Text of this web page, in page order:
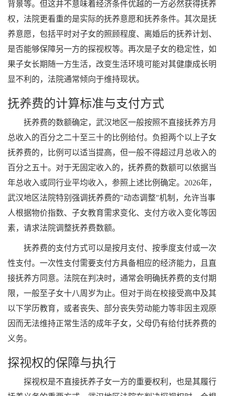
背景等。但这并不意味着经济条件优越的一方必然获得抚养
权，法院更看重的是实际的抚养意愿和抚养条件。其次是抚
养意愿，包括平时对子女的照顾程度、离婚后的抚养计划、
是否能够保障另一方的探视权等。再次是子女的稳定性，如
果子女长期随一方生活，改变生活环境可能对其健康成长明
显不利的，法院通常倾向于维持现状。
抚养费的计算标准与支付方式
抚养费的数额确定，武汉地区一般按照不直接抚养方月
总收入的百分之二十至三十的比例给付。负担两个以上子女
抚养费的，比例可以适当提高，但一般不得超过月总收入的
百分之五十。对于无固定收入的，抚养费的数额可以依据当
年总收入或同行业平均收入，参照上述比例确定。2026年，
武汉地区法院特别强调抚养费的"动态调整"机制，允许当事
人根据物价指数、子女教育需求变化、支付方收入变化等因
素，请求法院调整抚养费数额。
抚养费的支付方式可以是按月支付、按季度支付或一次
性支付。一次性支付需要支付方具备相应的经济能力，且直
接抚养方同意。法院在判决时，通常会明确抚养费的支付期
限，一般至子女十八周岁为止。但对于尚在校接受高中及其
以下学历教育，或者丧失、部分丧失劳动能力等非因主观原
因而无法维持正常生活的成年子女，父母仍有给付抚养费的
义务。
探视权的保障与执行
探视权是不直接抚养子女一方的重要权利，也是其履行